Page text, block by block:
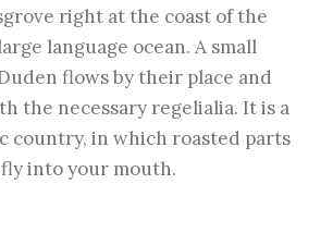
right at the coast of the
language ocean. A small
flows by their place and
the necessary regelialia. It is a
country, in which roasted parts
into your mouth.